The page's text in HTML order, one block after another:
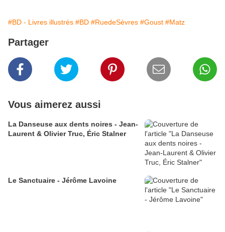
#BD - Livres illustrés #BD #RuedeSèvres #Goust #Matz
Partager
Vous aimerez aussi
La Danseuse aux dents noires - Jean-
Laurent & Olivier Truc, Éric Stalner
Le Sanctuaire - Jérôme Lavoine